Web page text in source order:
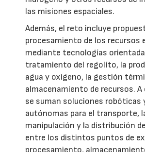
las misiones espaciales.
Además, el reto incluye
procesamiento de los recursos
mediante tecnologías
tratamiento del regolito, la
agua y oxígeno, la gestión
almacenamiento de recursos.
se suman soluciones robóticas
autónomas para el transporte,
manipulación y la distribución
entre los distintos puntos de